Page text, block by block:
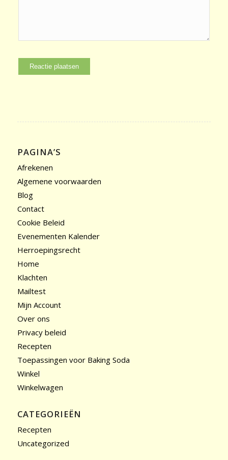
PAGINA’S
Afrekenen
Algemene voorwaarden
Blog
Contact
Cookie Beleid
Evenementen Kalender
Herroepingsrecht
Home
Klachten
Mailtest
Mijn Account
Over ons
Privacy beleid
Recepten
Toepassingen voor Baking Soda
Winkel
Winkelwagen
CATEGORIEËN
Recepten
Uncategorized